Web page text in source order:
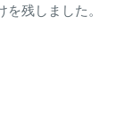
残しました。